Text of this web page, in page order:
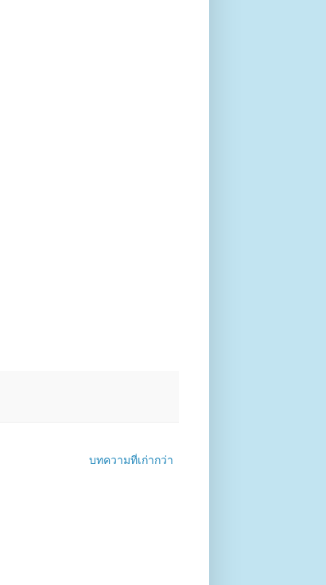
บทความที่เก่ากว่า